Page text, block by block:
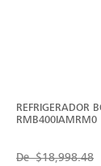
REFRIGERADOR
RMB400IAMRM0
De$18,998.48